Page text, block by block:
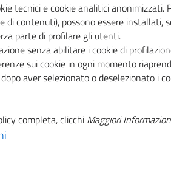
sistema camerale
Agenda
sociale, tappa alla
della
sociale,
tecnici e cookie analitici
di contenuti), possono essere installati,
parte di profilare gli utenti.
senza abilitare i cookie di
sui cookie in ogni momento
aver selezionato o deselezionato i
completa, clicchi Maggiori